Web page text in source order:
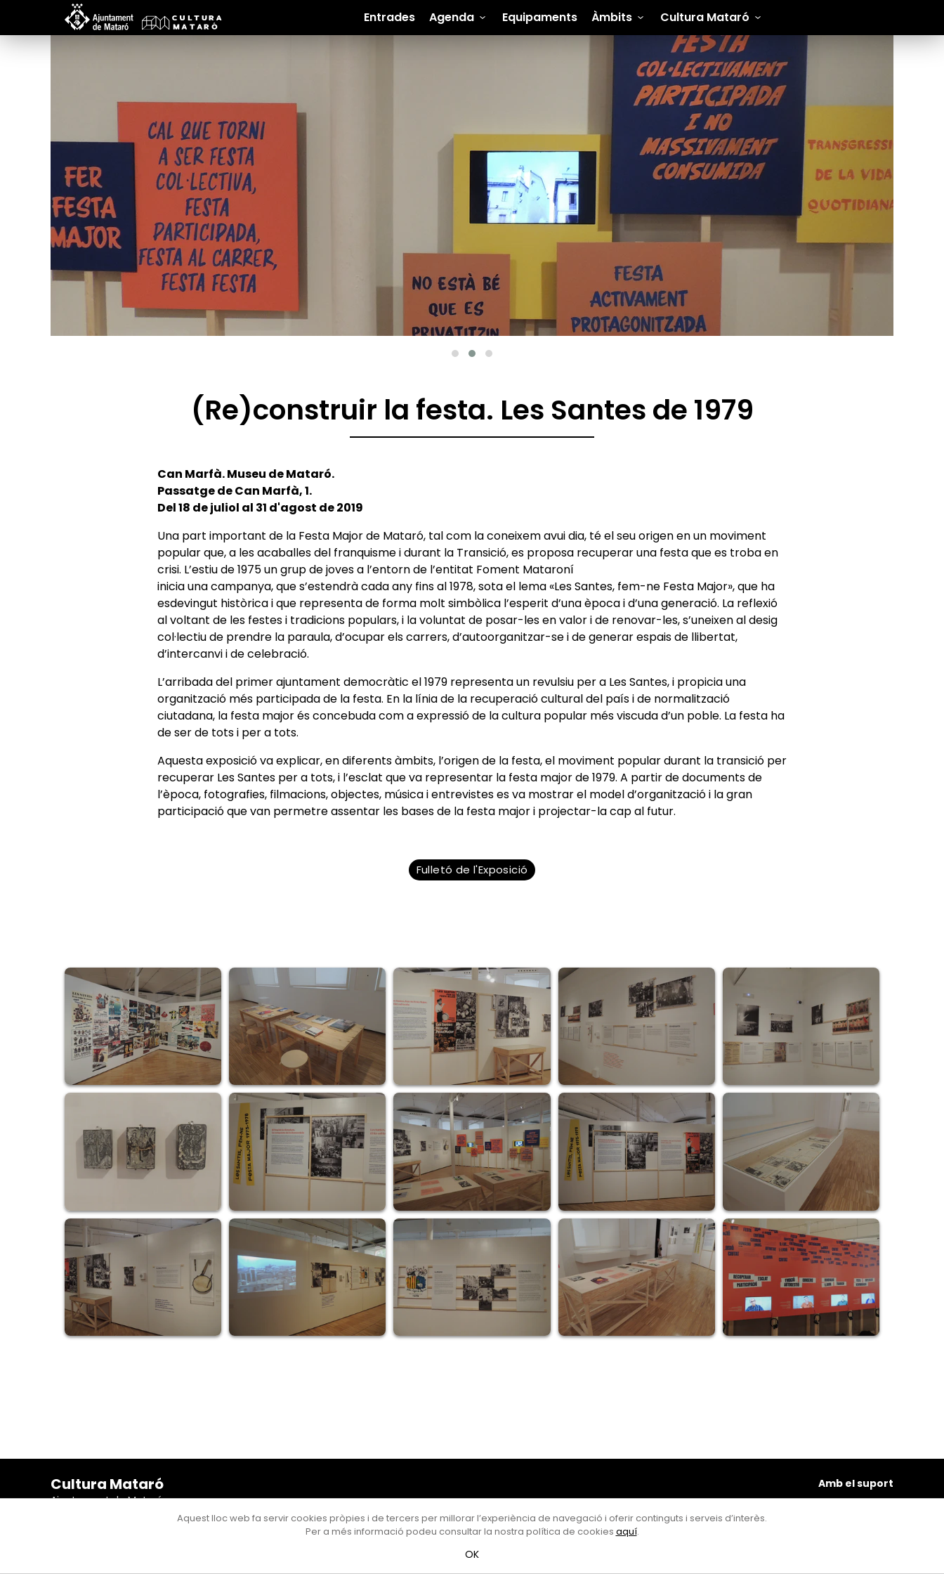
Entrades Agenda Equipaments Àmbits Cultura Mataró
(Re)construir la festa. Les Santes de 1979
Can Marfà. Museu de Mataró.
Passatge de Can Marfà, 1.
Del 18 de juliol al 31 d'agost de 2019
Una part important de la Festa Major de Mataró, tal com la coneixem avui dia, té el seu origen en un moviment
popular que, a les acaballes del franquisme i durant la Transició, es proposa recuperar una festa que es troba en
crisi. L’estiu de 1975 un grup de joves a l’entorn de l’entitat Foment Mataroní
inicia una campanya, que s’estendrà cada any fins al 1978, sota el lema «Les Santes, fem-ne Festa Major», que ha
esdevingut històrica i que representa de forma molt simbòlica l’esperit d’una època i d’una generació. La reflexió
al voltant de les festes i tradicions populars, i la voluntat de posar-les en valor i de renovar-les, s’uneixen al desig
col·lectiu de prendre la paraula, d’ocupar els carrers, d’autoorganitzar-se i de generar espais de llibertat,
d’intercanvi i de celebració.
L’arribada del primer ajuntament democràtic el 1979 representa un revulsiu per a Les Santes, i propicia una
organització més participada de la festa. En la línia de la recuperació cultural del país i de normalització
ciutadana, la festa major és concebuda com a expressió de la cultura popular més viscuda d’un poble. La festa ha
de ser de tots i per a tots.
Aquesta exposició va explicar, en diferents àmbits, l’origen de la festa, el moviment popular durant la transició per
recuperar Les Santes per a tots, i l’esclat que va representar la festa major de 1979. A partir de documents de
l’època, fotografies, filmacions, objectes, música i entrevistes es va mostrar el model d’organització i la gran
participació que van permetre assentar les bases de la festa major i projectar-la cap al futur.
Fulletó de l'Exposició
Cultura Mataró
Ajuntament de Mataró
C. de Sant Josep, 9 (Mataró, 08302)
Horari d'obertura: dilluns, dimecres i divendres de 10 a
Bústia ciutadana
Amb el suport
Aquest lloc web fa servir cookies pròpies i de tercers per millorar l’experiència de navegació i oferir continguts i serveis d’interès.
Per a més informació podeu consultar la nostra política de cookies aquí.
OK